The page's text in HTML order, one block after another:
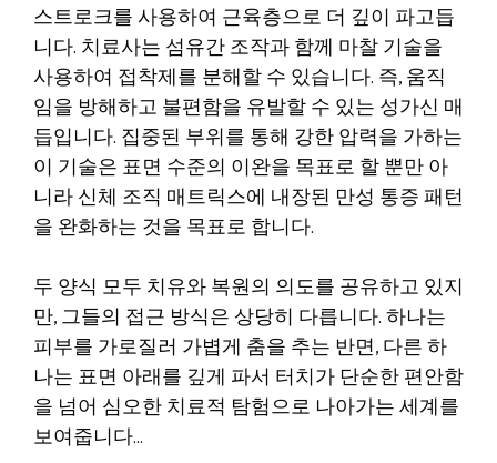
스트로크를 사용하여 근육층으로 더 깊이 파고듭
니다. 치료사는 섬유간 조작과 함께 마찰 기술을
사용하여 접착제를 분해할 수 있습니다. 즉, 움직
임을 방해하고 불편함을 유발할 수 있는 성가신 매
듭입니다. 집중된 부위를 통해 강한 압력을 가하는
이 기술은 표면 수준의 이완을 목표로 할 뿐만 아
니라 신체 조직 매트릭스에 내장된 만성 통증 패턴
을 완화하는 것을 목표로 합니다.
두 양식 모두 치유와 복원의 의도를 공유하고 있지
만, 그들의 접근 방식은 상당히 다릅니다. 하나는
피부를 가로질러 가볍게 춤을 추는 반면, 다른 하
나는 표면 아래를 깊게 파서 터치가 단순한 편안함
을 넘어 심오한 치료적 탐험으로 나아가는 세계를
보여줍니다…